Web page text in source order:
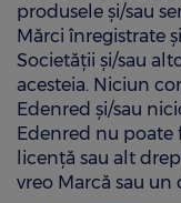
produsele și/sau
Mărci înregistrate
Societății și/sau
acesteia. Niciun
Edenred și/sau
Edenred nu
licență sau alt
vreo Marcă sau un